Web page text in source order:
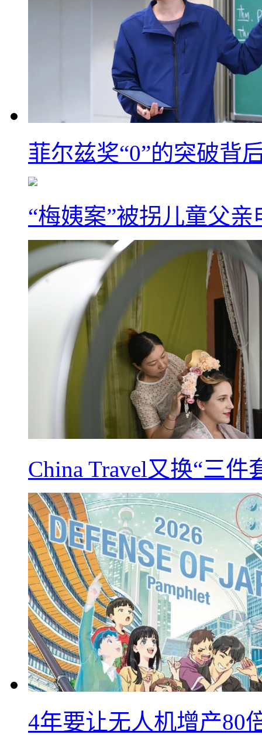
菲尔兹奖“0”的突破背
“梅姨案”被拐儿童父
China Travel又换“三
4年要让无人机增产80